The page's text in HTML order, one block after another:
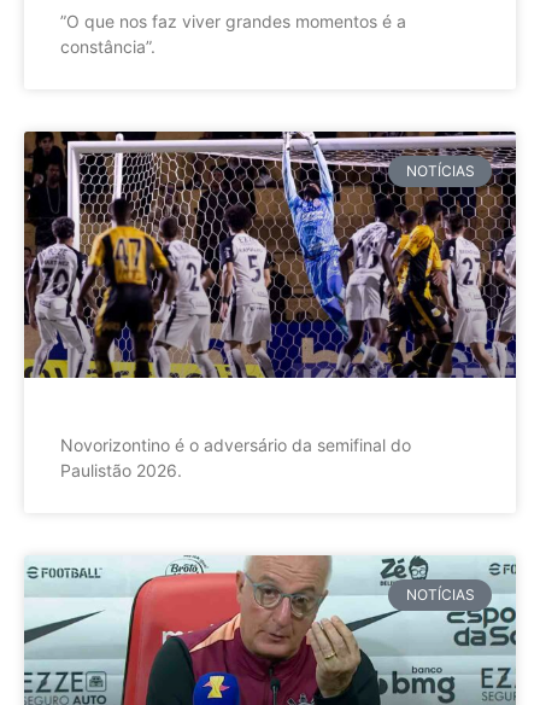
”O que nos faz viver grandes momentos é a
constância”.
NOTÍCIAS
Novorizontino é o adversário da semifinal do
Paulistão 2026.
NOTÍCIAS